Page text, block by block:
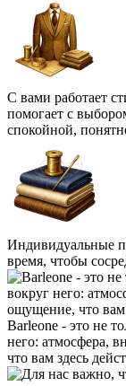
С вами работает
помогает с
спокойной,
Индивидуальные
время, чтобы
Barleone - это не
него: атмосфера,
что вам здесь